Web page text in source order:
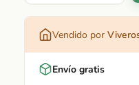
Vendido por
Envío gratis